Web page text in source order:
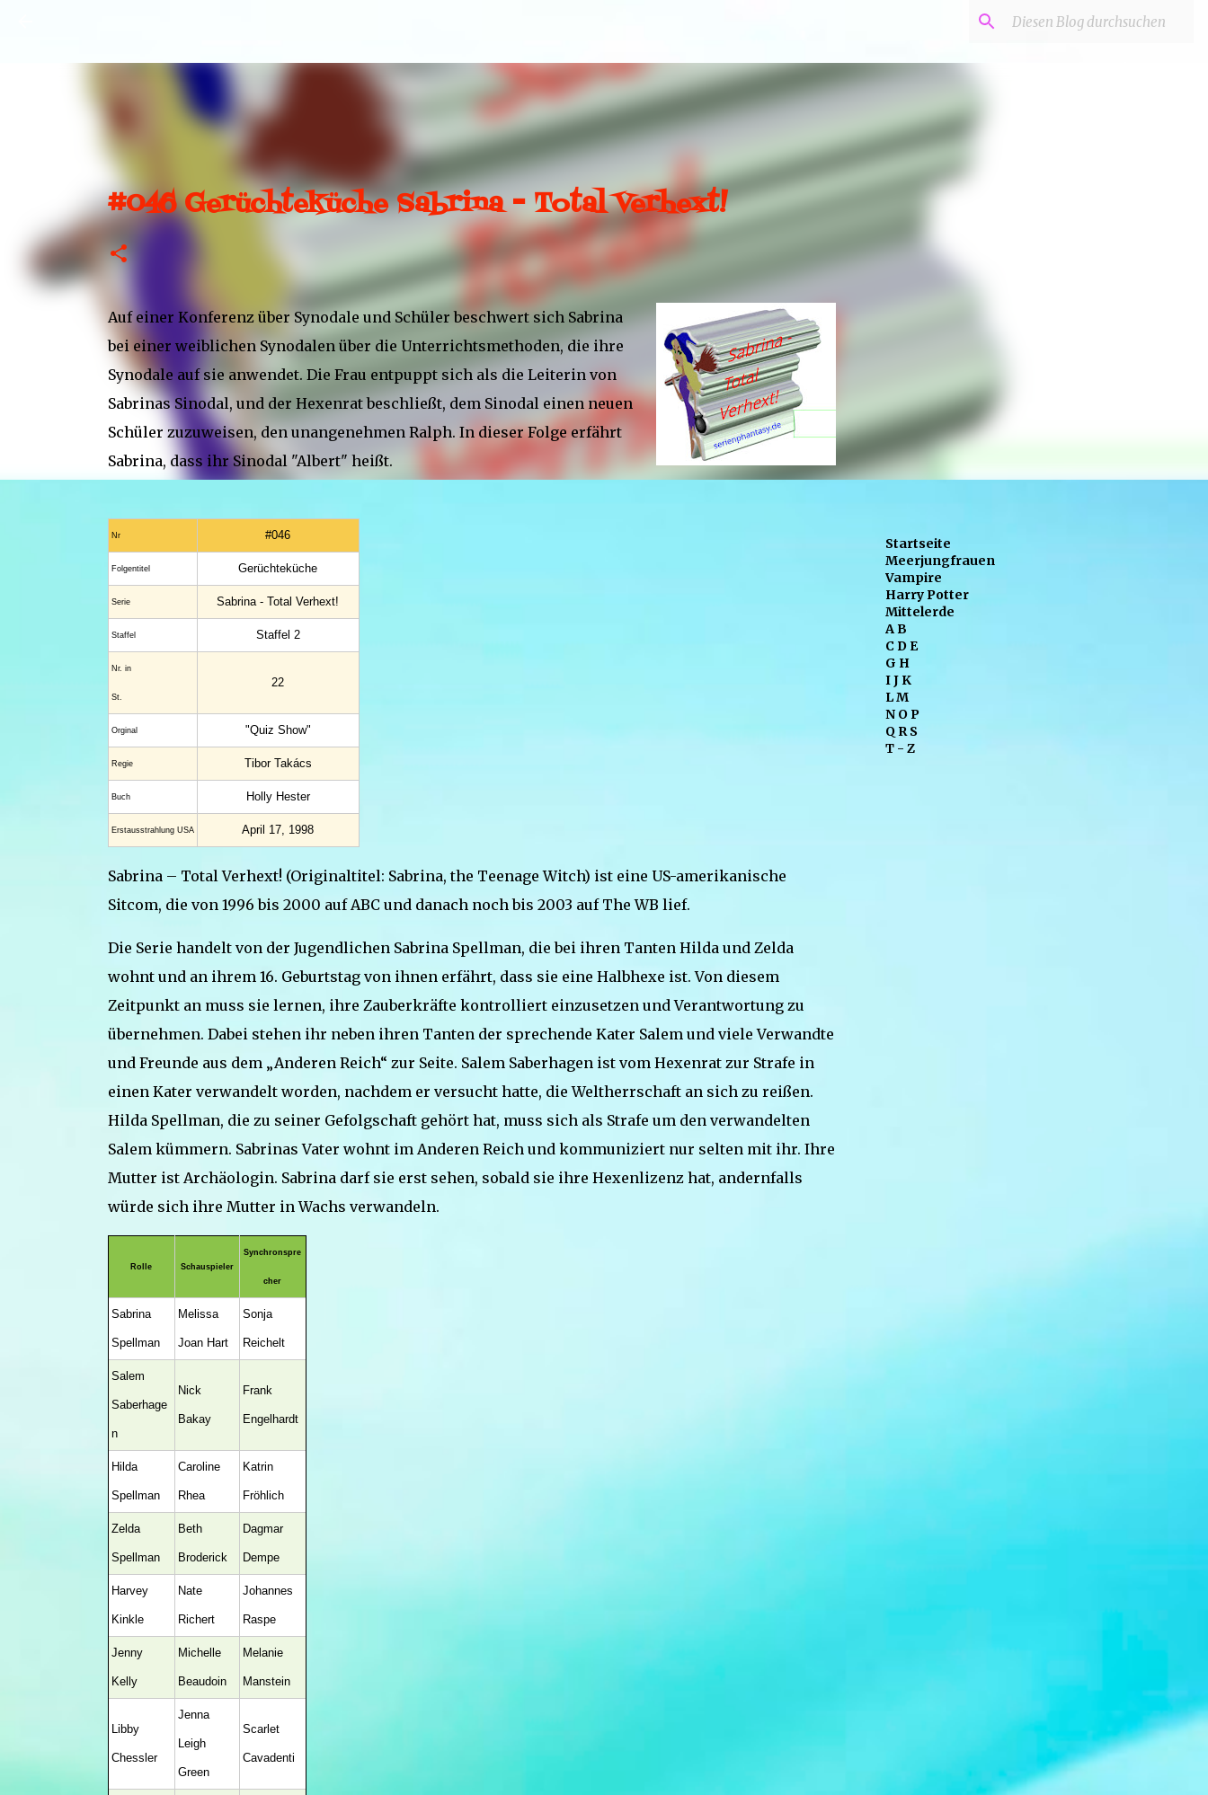
#046 Gerüchteküche Sabrina - Total Verhext!
Auf einer Konferenz über Synodale und Schüler beschwert sich Sabrina
bei einer weiblichen Synodalen über die Unterrichtsmethoden, die ihre
Synodale auf sie anwendet. Die Frau entpuppt sich als die Leiterin von
Sabrinas Sinodal, und der Hexenrat beschließt, dem Sinodal einen neuen
Schüler zuzuweisen, den unangenehmen Ralph. In dieser Folge erfährt
Sabrina, dass ihr Sinodal "Albert" heißt.
Nr #046
Folgentitel Gerüchteküche
Serie Sabrina - Total Verhext!
Staffel Staffel 2
Nr. in
St.
22
Orginal "Quiz Show"
Regie Tibor Takács
Buch Holly Hester
Erstaus­strahlung USA April 17, 1998
Sabrina – Total Verhext! (Originaltitel: Sabrina, the Teenage Witch) ist eine US-amerikanische
Sitcom, die von 1996 bis 2000 auf ABC und danach noch bis 2003 auf The WB lief.
Die Serie handelt von der Jugendlichen Sabrina Spellman, die bei ihren Tanten Hilda und Zelda
wohnt und an ihrem 16. Geburtstag von ihnen erfährt, dass sie eine Halbhexe ist. Von diesem
Zeitpunkt an muss sie lernen, ihre Zauberkräfte kontrolliert einzusetzen und Verantwortung zu
übernehmen. Dabei stehen ihr neben ihren Tanten der sprechende Kater Salem und viele Verwandte
und Freunde aus dem „Anderen Reich“ zur Seite. Salem Saberhagen ist vom Hexenrat zur Strafe in
einen Kater verwandelt worden, nachdem er versucht hatte, die Weltherrschaft an sich zu reißen.
Hilda Spellman, die zu seiner Gefolgschaft gehört hat, muss sich als Strafe um den verwandelten
Salem kümmern. Sabrinas Vater wohnt im Anderen Reich und kommuniziert nur selten mit ihr. Ihre
Mutter ist Archäologin. Sabrina darf sie erst sehen, sobald sie ihre Hexenlizenz hat, andernfalls
würde sich ihre Mutter in Wachs verwandeln.
Rolle Schauspieler
Synchronspre
cher
Sabrina
Spellman
Melissa
Joan Hart
Sonja
Reichelt
Salem
Saberhage
n
Nick
Bakay
Frank
Engelhardt
Hilda
Spellman
Caroline
Rhea
Katrin
Fröhlich
Zelda
Spellman
Beth
Broderick
Dagmar
Dempe
Harvey
Kinkle
Nate
Richert
Johannes
Raspe
Jenny
Kelly
Michelle
Beaudoin
Melanie
Manstein
Libby
Chessler
Jenna
Leigh
Green
Scarlet
Cavadenti
Startseite
Meerjungfrauen
Vampire
Harry Potter
Mittelerde
A B
C D E
G H
I J K
L M
N O P
Q R S
T - Z